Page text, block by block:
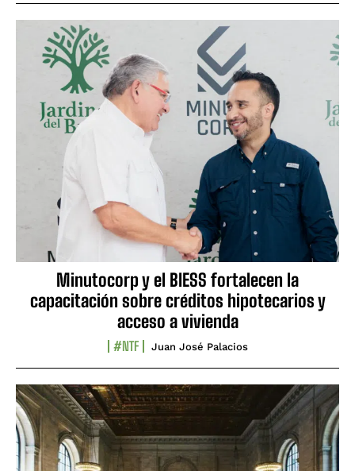
Minutocorp y el BIESS fortalecen la
capacitación sobre créditos hipotecarios y
acceso a vivienda
#NTF Juan José Palacios